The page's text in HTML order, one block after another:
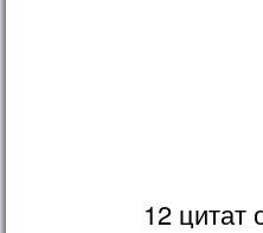
12 цитат